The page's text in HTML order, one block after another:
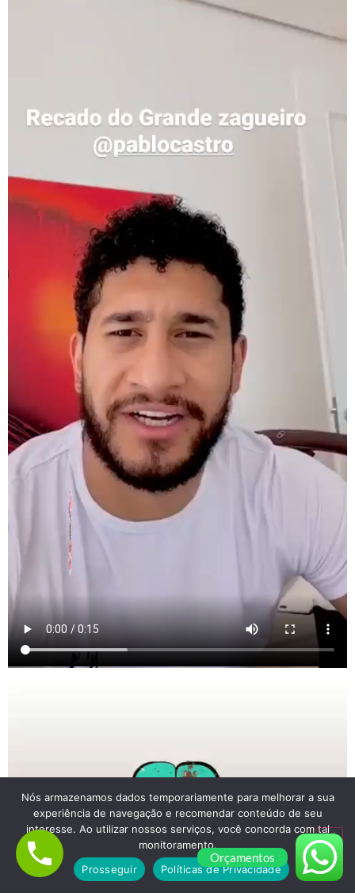
Orçamentos
Nós armazenamos dados temporariamente para melhorar a sua
experiência de navegação e recomendar conteúdo de seu
interesse. Ao utilizar nossos serviços, você concorda com tal
monitoramento.
Prosseguir
Políticas de Privacidade